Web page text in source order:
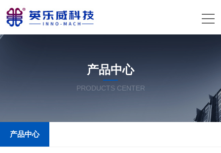
产品中心
PRODUCTS CENTER
产品中心